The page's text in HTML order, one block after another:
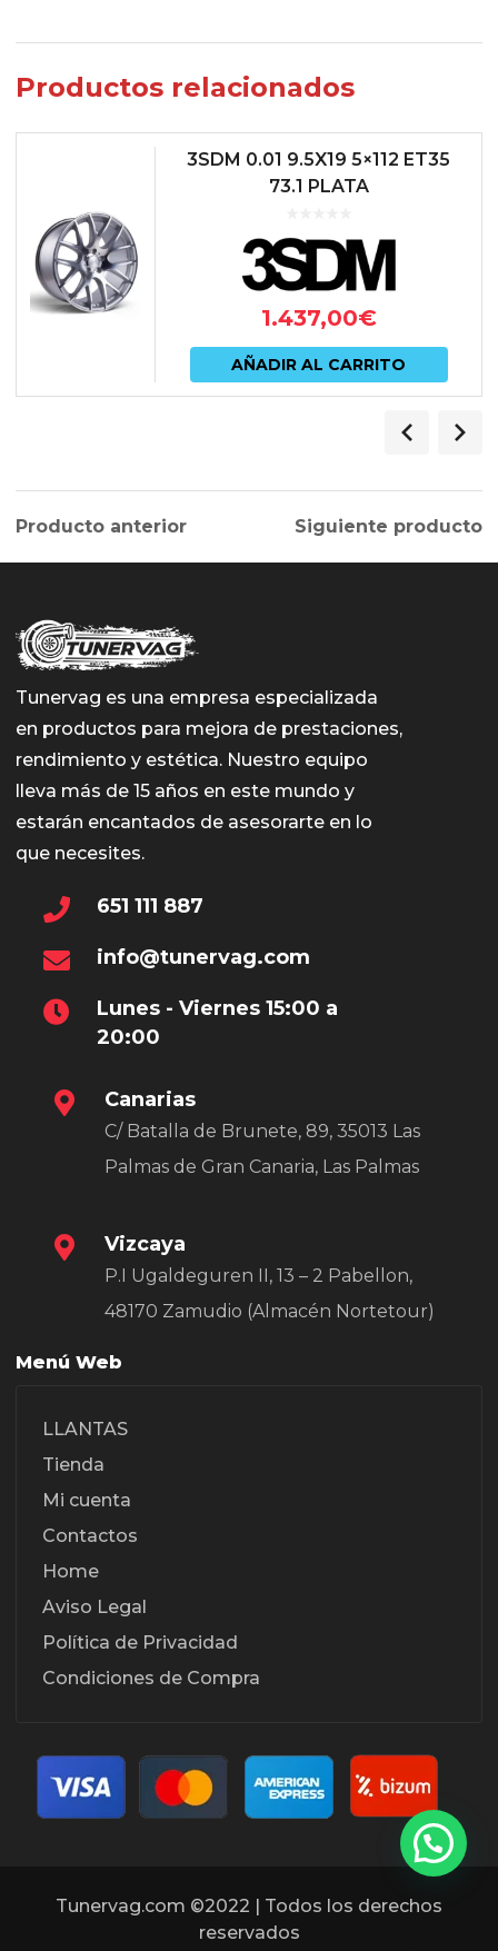
Productos relacionados
3SDM 0.01 9.5X19 5×112 ET35
73.1 PLATA
1.437,00€
AÑADIR AL CARRITO
Producto anterior Siguiente producto
Tunervag es una empresa especializada
en productos para mejora de prestaciones,
rendimiento y estética. Nuestro equipo
lleva más de 15 años en este mundo y
estarán encantados de asesorarte en lo
que necesites.
651 111 887
info@tunervag.com
Lunes - Viernes 15:00 a
20:00
Canarias
C/ Batalla de Brunete, 89, 35013 Las
Palmas de Gran Canaria, Las Palmas
Vizcaya
P.I Ugaldeguren II, 13 – 2 Pabellon,
48170 Zamudio (Almacén Nortetour)
Menú Web
LLANTAS
Tienda
Mi cuenta
Contactos
Home
Aviso Legal
Política de Privacidad
Condiciones de Compra
Tunervag.com ©2022 | Todos los derechos
reservados